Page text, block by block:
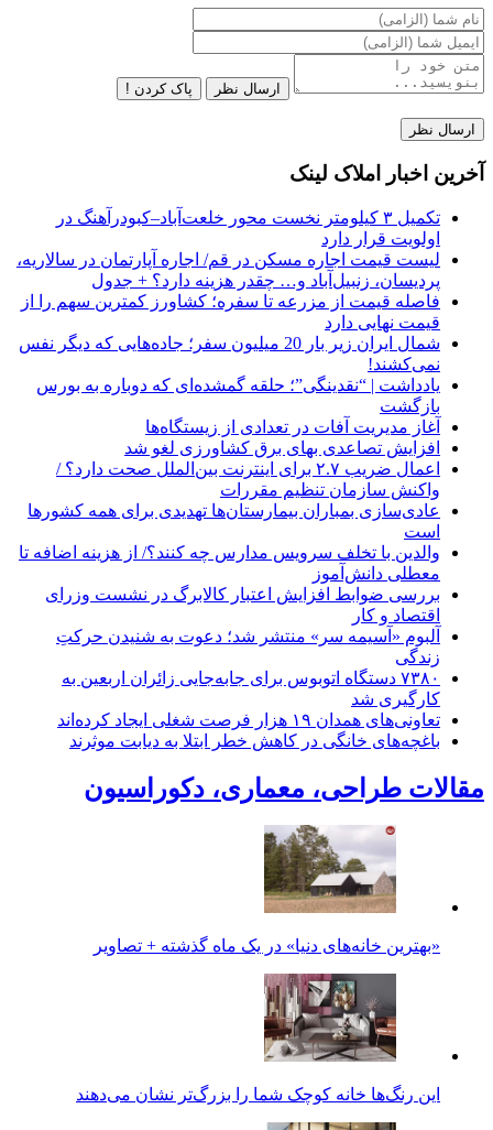
ارسال نظر پاک کردن !
آخرین اخبار املاک لینک
تکمیل ۳ کیلومتر نخست محور خلعت‌آباد–کبودرآهنگ در
اولویت قرار دارد
لیست قیمت اجاره مسکن در قم/ اجاره آپارتمان در سالاریه،
پردیسان، زنبیل‌آباد و… چقدر هزینه دارد؟ + جدول
فاصله قیمت از مزرعه تا سفره؛ کشاورز کمترین سهم را از
قیمت نهایی دارد
شمال ایران زیر بار 20 میلیون سفر؛ جاده‌هایی که دیگر نفس
نمی‌کشند!
یادداشت | “نقدینگی”؛ حلقه گمشده‌ای که دوباره به بورس
بازگشت
آغاز مدیریت آفات در تعدادی از زیستگاه‌ها
افزایش تصاعدی بهای برق کشاورزی لغو شد
اعمال ضریب ۲.۷ برای اینترنت بین‌الملل صحت دارد؟ /
واکنش سازمان تنظیم مقررات
عادی‌سازی بمباران بیمارستان‌ها تهدیدی برای همه کشورها
است
والدین با تخلف سرویس مدارس چه کنند؟/ از هزینه اضافه تا
معطلی دانش‌آموز
بررسی ضوابط افزایش اعتبار کالابرگ در نشست وزرای
اقتصاد و کار
آلبوم «آسیمه سر» منتشر شد؛ دعوت به شنیدن حرکتِ
زندگی
۷۳۸۰ دستگاه اتوبوس برای جابه‌جایی زائران اربعین به‌
کارگیری شد
تعاونی‌های همدان ۱۹ هزار فرصت شغلی ایجاد کرده‌اند
باغچه‌های خانگی در کاهش خطر ابتلا به دیابت موثرند
مقالات طراحی، معماری، دکوراسیون
«بهترین خانه‌های دنیا» در یک ماه گذشته + تصاویر
این رنگ‌ها خانه کوچک شما را بزرگ‌تر نشان می‌دهند